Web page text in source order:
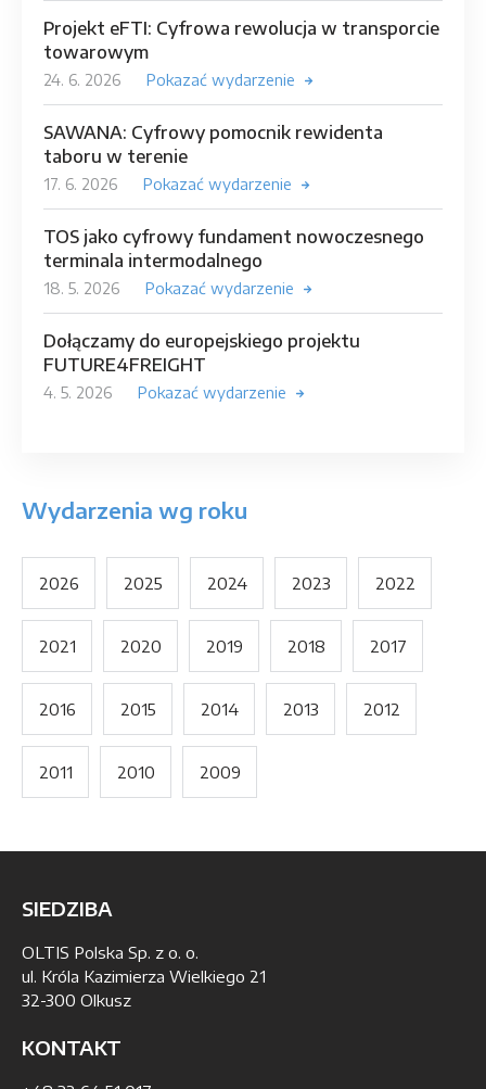
Projekt eFTI: Cyfrowa rewolucja w transporcie
towarowym
24. 6. 2026 Pokazać wydarzenie
SAWANA: Cyfrowy pomocnik rewidenta
taboru w terenie
17. 6. 2026 Pokazać wydarzenie
TOS jako cyfrowy fundament nowoczesnego
terminala intermodalnego
18. 5. 2026 Pokazać wydarzenie
Dołączamy do europejskiego projektu
FUTURE4FREIGHT
4. 5. 2026 Pokazać wydarzenie
Wydarzenia wg roku
2026 2025 2024 2023 2022
2021 2020 2019 2018 2017
2016 2015 2014 2013 2012
2011 2010 2009
SIEDZIBA
OLTIS Polska Sp. z o. o.
ul. Króla Kazimierza Wielkiego 21
32-300 Olkusz
KONTAKT